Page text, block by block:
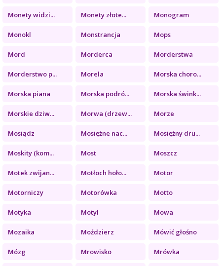
Monety widzi... Monety złote... Monogram
Monokl Monstrancja Mops
Mord Morderca Morderstwa
Morderstwo p... Morela Morska choro...
Morska piana Morska podró... Morska śwink...
Morskie dziw... Morwa (drzew... Morze
Mosiądz Mosiężne nac... Mosiężny dru...
Moskity (kom... Most Moszcz
Motek zwijan... Motłoch hoło... Motor
Motorniczy Motorówka Motto
Motyka Motyl Mowa
Mozaika Moździerz Mówić głośno
Mózg Mrowisko Mrówka